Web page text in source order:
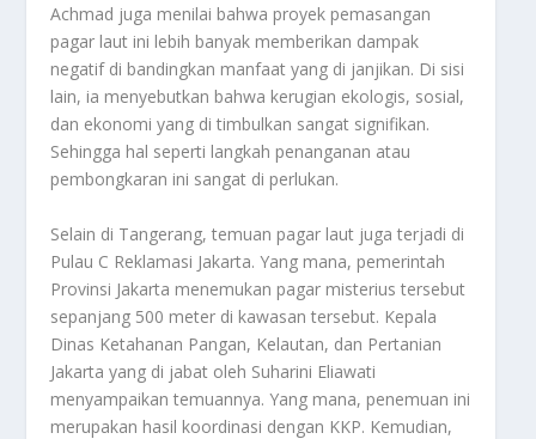
Achmad juga menilai bahwa proyek pemasangan
pagar laut ini lebih banyak memberikan dampak
negatif di bandingkan manfaat yang di janjikan. Di sisi
lain, ia menyebutkan bahwa kerugian ekologis, sosial,
dan ekonomi yang di timbulkan sangat signifikan.
Sehingga hal seperti langkah penanganan atau
pembongkaran ini sangat di perlukan.
Selain di Tangerang, temuan pagar laut juga terjadi di
Pulau C Reklamasi Jakarta. Yang mana, pemerintah
Provinsi Jakarta menemukan pagar misterius tersebut
sepanjang 500 meter di kawasan tersebut. Kepala
Dinas Ketahanan Pangan, Kelautan, dan Pertanian
Jakarta yang di jabat oleh Suharini Eliawati
menyampaikan temuannya. Yang mana, penemuan ini
merupakan hasil koordinasi dengan KKP. Kemudian,